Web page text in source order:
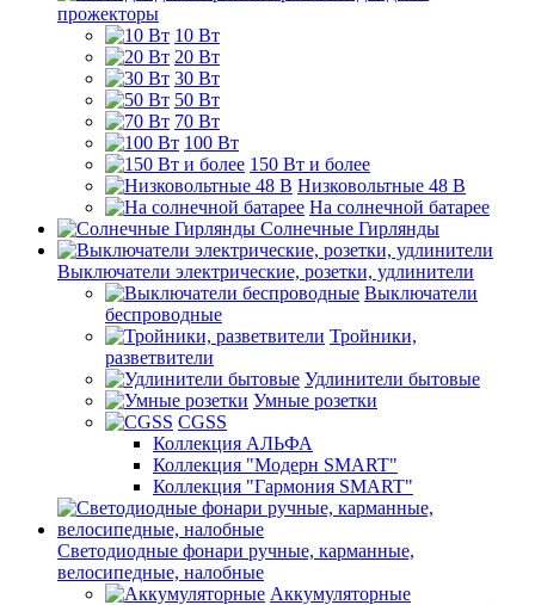
прожекторы
10 Вт
20 Вт
30 Вт
50 Вт
70 Вт
100 Вт
150 Вт и более
Низковольтные 48 В
На солнечной батарее
Солнечные Гирлянды
Выключатели электрические, розетки, удлинители
Выключатели
беспроводные
Тройники,
разветвители
Удлинители бытовые
Умные розетки
CGSS
Коллекция АЛЬФА
Коллекция "Модерн SMART"
Коллекция "Гармония SMART"
Светодиодные фонари ручные, карманные,
велосипедные, налобные
Аккумуляторные